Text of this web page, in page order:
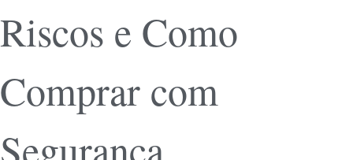
Riscos e Como
Comprar com